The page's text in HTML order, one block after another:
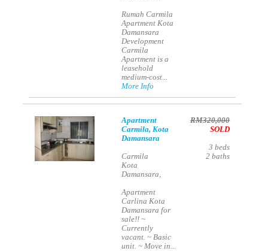
Rumah Carmila
Apartment Kota
Damansara
Development
Carmila
Apartment is a
leasehold
medium-cost...
More Info
Apartment
Carmila, Kota
Damansara
Carmila
Kota
Damansara,
Apartment
Carlina Kota
Damansara for
sale!! ~
Currently
vacant. ~ Basic
unit. ~ Move in...
RM320,000
SOLD
3 beds
2 baths